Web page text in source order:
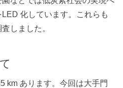
化しています。これらも
しました。
km あります。今回は大手門